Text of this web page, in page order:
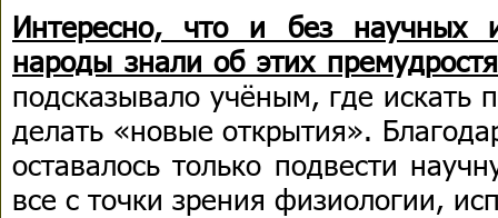
Интересно, что и без научных
народы знали об этих
подсказывало учёным, где искать
делать «новые открытия».
оставалось только подвести
все с точки зрения физиологии,